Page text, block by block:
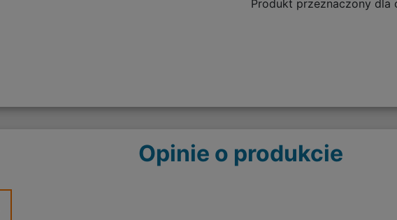
Produkt przeznaczony dla
Opinie o produkcie